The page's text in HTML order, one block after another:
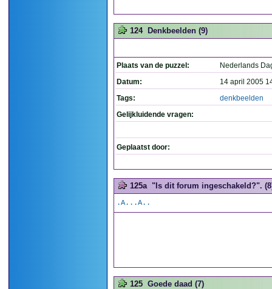
124 Denkbeelden (9)
Plaats van de puzzel:
Nederlands
Datum:
14 april 2005
Tags:
denkbeelden
Gelijkluidende vragen:
Geplaatst door:
125a "Is dit forum ingeschakeld?".
.A...A..
125 Goede daad (7)